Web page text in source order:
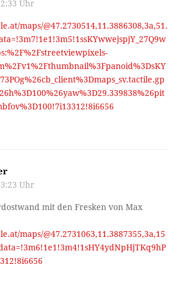
Uhr
maps/@47.2730514,11.3886308,3a,51.
Uhr
mit den Fresken von Max
maps/@47.2731063,11.3887355,3a,15